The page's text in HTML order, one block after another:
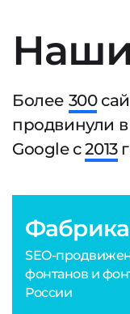
Более 300
продвинули
Google с2013
SEO-
фонтанов и
России